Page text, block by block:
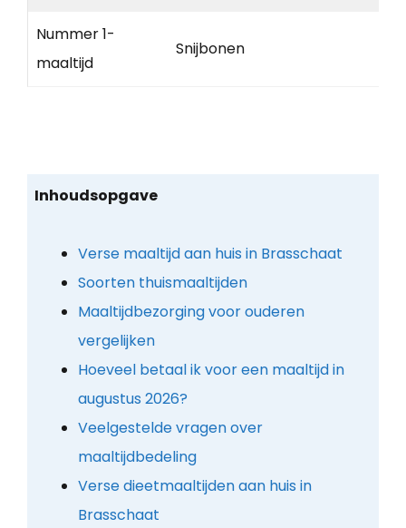
Nummer 1-
maaltijd
Snijbonen
Inhoudsopgave
Verse maaltijd aan huis in Brasschaat
Soorten thuismaaltijden
Maaltijdbezorging voor ouderen
vergelijken
Hoeveel betaal ik voor een maaltijd in
augustus 2026?
Veelgestelde vragen over
maaltijdbedeling
Verse dieetmaaltijden aan huis in
Brasschaat